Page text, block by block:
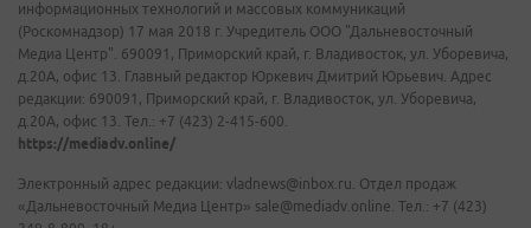
информационных технологий и массовых коммуникаций
(Роскомнадзор) 17 мая 2018 г. Учредитель ООО "Дальневосточный
Медиа Центр". 690091, Приморский край, г. Владивосток, ул. Уборевича,
д.20А, офис 13. Главный редактор Юркевич Дмитрий Юрьевич. Адрес
редакции: 690091, Приморский край, г. Владивосток, ул. Уборевича,
д.20А, офис 13. Тел.: +7 (423) 2-415-600.
https://mediadv.online/
Электронный адрес редакции: vladnews@inbox.ru. Отдел продаж
«Дальневосточный Медиа Центр» sale@mediadv.online. Тел.: +7 (423)